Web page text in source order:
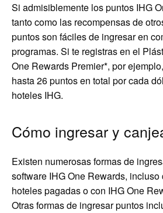
Si admisiblemente los puntos IHG
tanto como las recompensas de
puntos son fáciles de ingresar en
programas. Si te registras en el
One Rewards Premier*, por
hasta 26 puntos en total por cada
hoteles IHG.
Cómo ingresar y
Existen numerosas formas de
software IHG One Rewards, incluso
hoteles pagadas o con IHG One
Otras formas de ingresar puntos